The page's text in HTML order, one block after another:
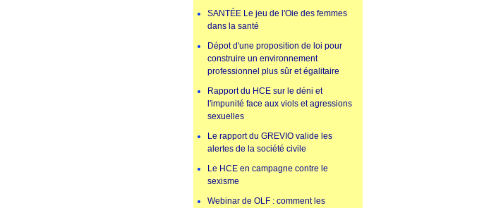
SANTÉE Le jeu de l'Oie des femmes
dans la santé
Dépot d'une proposition de loi pour
construire un environnement
professionnel plus sûr et égalitaire
Rapport du HCE sur le déni et
l'impunité face aux viols et agressions
sexuelles
Le rapport du GREVIO valide les
alertes de la société civile
Le HCE en campagne contre le
sexisme
Webinar de OLF : comment les